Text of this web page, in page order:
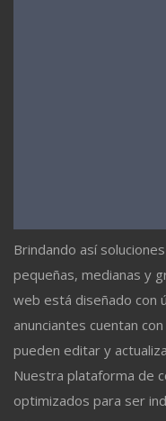
Brindando así
pequeñas, medianas y
web está diseñado con
anunciantes cuentan
pueden editar y
Nuestra plataforma de
optimizados para ser